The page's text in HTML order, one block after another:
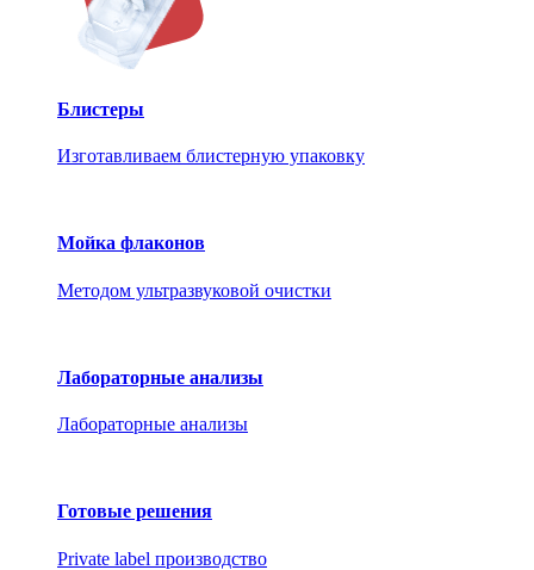
Блистеры
Изготавливаем блистерную упаковку
Мойка флаконов
Методом ультразвуковой очистки
Лабораторные анализы
Лабораторные анализы
Готовые решения
Private label производство